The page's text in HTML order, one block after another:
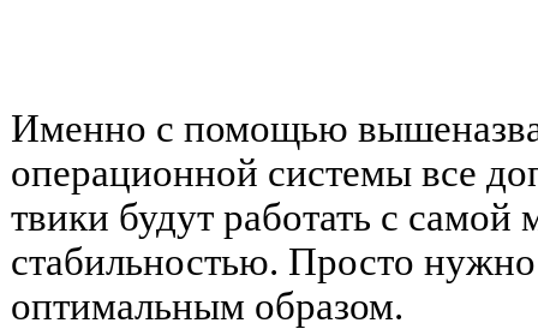
Именно с помощью
операционной системы все
твики будут работать с
стабильностью. Просто
оптимальным образом.